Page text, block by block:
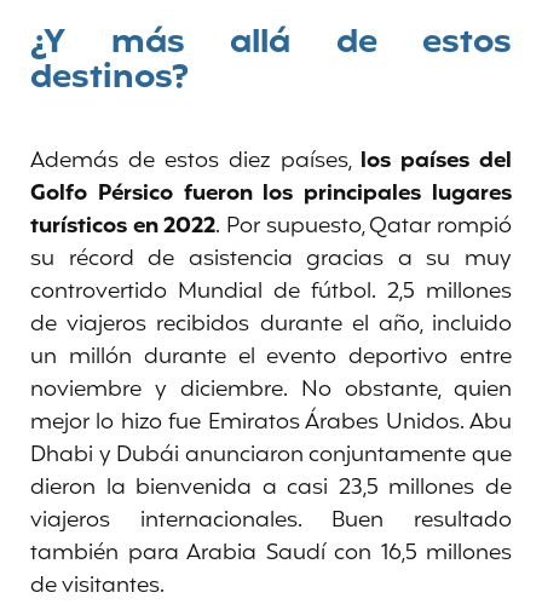
¿Y más allá de estos
destinos?
Además de estos diez países, los países del
Golfo Pérsico fueron los principales lugares
turísticos en 2022. Por supuesto, Qatar rompió
su récord de asistencia gracias a su muy
controvertido Mundial de fútbol. 2,5 millones
de viajeros recibidos durante el año, incluido
un millón durante el evento deportivo entre
noviembre y diciembre. No obstante, quien
mejor lo hizo fue Emiratos Árabes Unidos. Abu
Dhabi y Dubái anunciaron conjuntamente que
dieron la bienvenida a casi 23,5 millones de
viajeros internacionales. Buen resultado
también para Arabia Saudí con 16,5 millones
de visitantes.